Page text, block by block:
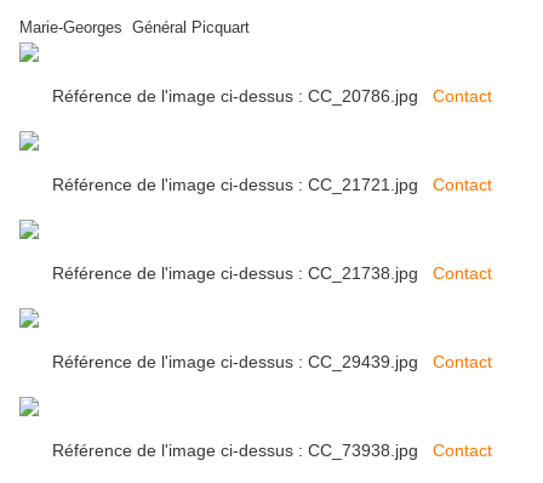
Marie-Georges Général Picquart
Référence de l'image ci-dessus : CC_20786.jpg Contact
Référence de l'image ci-dessus : CC_21721.jpg Contact
Référence de l'image ci-dessus : CC_21738.jpg Contact
Référence de l'image ci-dessus : CC_29439.jpg Contact
Référence de l'image ci-dessus : CC_73938.jpg Contact